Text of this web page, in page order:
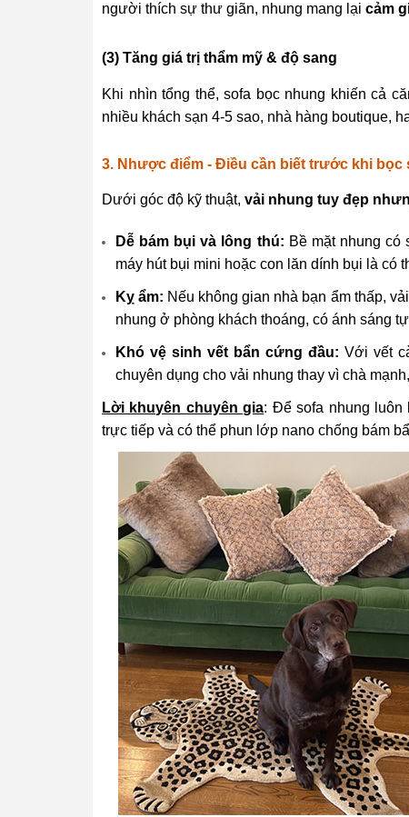
người thích sự thư giãn, nhung mang lại cảm
(3) Tăng giá trị thẩm mỹ & độ sang
Khi nhìn tổng thể, sofa bọc nhung khiến cả
nhiều khách sạn 4-5 sao, nhà hàng boutique,
3. Nhược điểm - Điều cần biết trước khi bọc
Dưới góc độ kỹ thuật, vải nhung tuy đẹp
Dễ bám bụi và lông thú: Bề mặt nhung
máy hút bụi mini hoặc con lăn dính bụi là có
Kỵ ẩm: Nếu không gian nhà bạn ẩm thấp,
nhung ở phòng khách thoáng, có ánh sáng
Khó vệ sinh vết bẩn cứng đầu: Với vết
chuyên dụng cho vải nhung thay vì chà
Lời khuyên chuyên gia: Để sofa nhung luôn
trực tiếp và có thể phun lớp nano chống bám